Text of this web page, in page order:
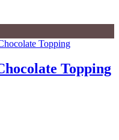
Topping